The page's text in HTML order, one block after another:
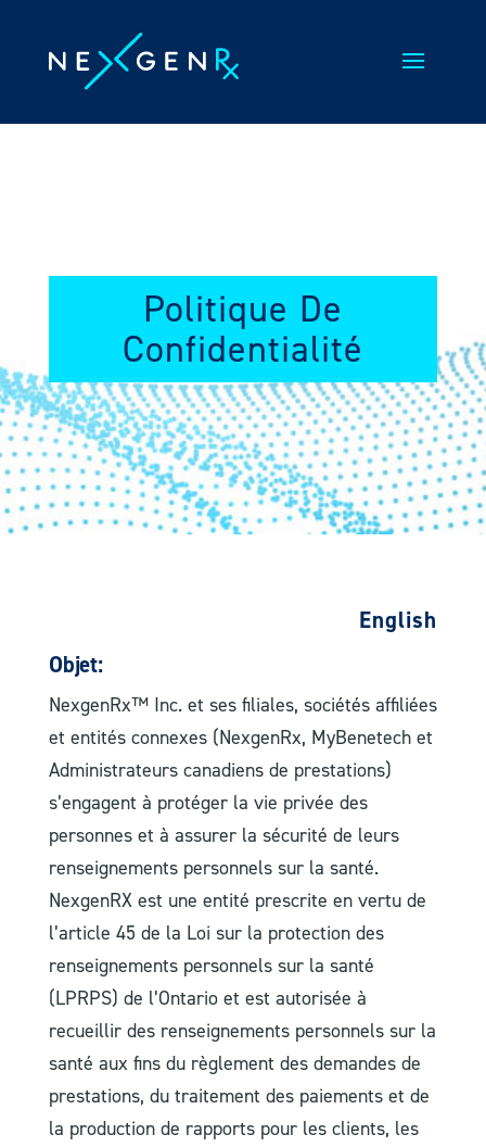
content
Politique De
Confidentialité
English
Objet:
NexgenRx™ Inc. et ses filiales, sociétés affiliées
et entités connexes (NexgenRx, MyBenetech et
Administrateurs canadiens de prestations)
s’engagent à protéger la vie privée des
personnes et à assurer la sécurité de leurs
renseignements personnels sur la santé.
NexgenRX est une entité prescrite en vertu de
l’article 45 de la Loi sur la protection des
renseignements personnels sur la santé
(LPRPS) de l’Ontario et est autorisée à
recueillir des renseignements personnels sur la
santé aux fins du règlement des demandes de
prestations, du traitement des paiements et de
la production de rapports pour les clients, les